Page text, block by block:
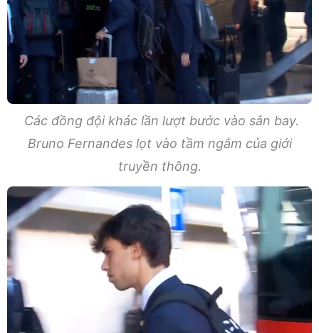
Các đồng đội khác lần lượt bước vào sân bay.
Bruno Fernandes lọt vào tầm ngắm của giới
truyền thông.